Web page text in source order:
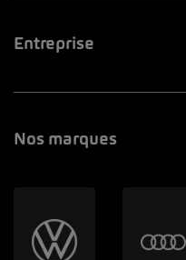
Entreprise
Nos marques